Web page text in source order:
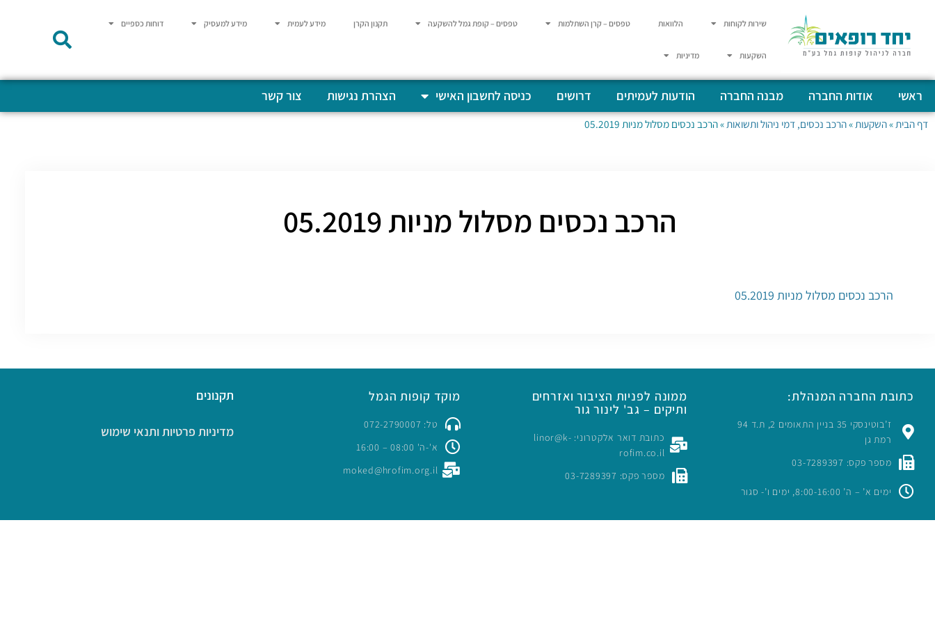
שירות לקוחות הלוואות טפסים – קרן השתלמות טפסים – קופת גמל להשקעה תקנון הקרן מידע לעמית מידע למעסיק דוחות כספיים
השקעות מדיניות
ראשי אודות החברה מבנה החברה הודעות לעמיתים דרושים כניסה לחשבון האישי הצהרת נגישות צור קשר
דף הבית »השקעות »הרכב נכסים, דמי ניהול ותשואות »הרכב נכסים מסלול מניות 05.2019
הרכב נכסים מסלול מניות 05.2019
הרכב נכסים מסלול מניות 05.2019
כתובת החברה המנהלת:
ז’בוטינסקי 35 בניין התאומים 2, ת.ד 94
רמת גן
מספר פקס: 03-7289397
ימים א’ – ה’ 8:00-16:00, ימים ו’- סגור
ממונה לפניות הציבור ואזרחים
ותיקים – גב' לינור גור
כתובת דואר אלקטרוני: linor@k-
rofim.co.il
מספר פקס: 03-7289397
מוקד קופות הגמל
טל: 072-2790007
א'-ה' 08:00 – 16:00
moked@hrofim.org.il
תקנונים
מדיניות פרטיות ותנאי שימוש